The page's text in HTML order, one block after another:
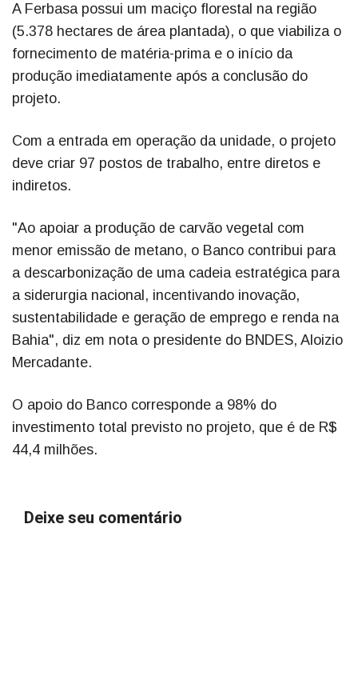
A Ferbasa possui um maciço florestal na região
(5.378 hectares de área plantada), o que viabiliza o
fornecimento de matéria-prima e o início da
produção imediatamente após a conclusão do
projeto.
Com a entrada em operação da unidade, o projeto
deve criar 97 postos de trabalho, entre diretos e
indiretos.
"Ao apoiar a produção de carvão vegetal com
menor emissão de metano, o Banco contribui para
a descarbonização de uma cadeia estratégica para
a siderurgia nacional, incentivando inovação,
sustentabilidade e geração de emprego e renda na
Bahia", diz em nota o presidente do BNDES, Aloizio
Mercadante.
O apoio do Banco corresponde a 98% do
investimento total previsto no projeto, que é de R$
44,4 milhões.
Deixe seu comentário